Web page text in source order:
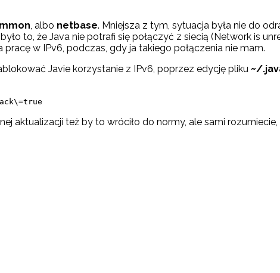
, albo netbase. Mniejsza z tym, sytuacja była nie do
to, że Java nie potrafi się połączyć z siecią (Network is
pracę w IPv6, podczas, gdy ja takiego połączenia nie mam.
Javie korzystanie z IPv6, poprzez edycję pliku ~/
aktualizacji też by to wróciło do normy, ale sami